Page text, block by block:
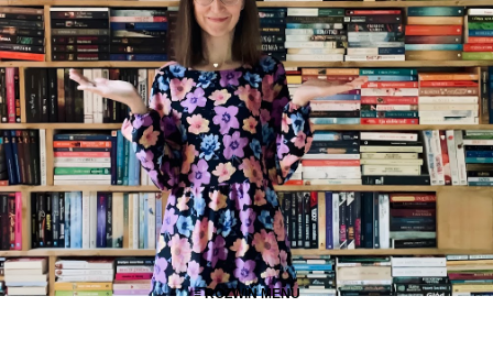
≡ ROZWIŃ MENU